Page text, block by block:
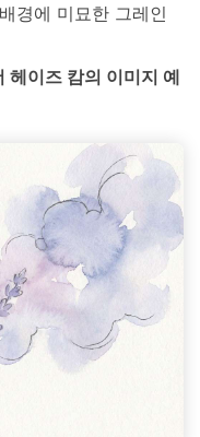
경에 미묘한 그레인
이즈 캄의 이미지 예